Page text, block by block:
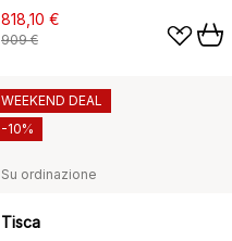
818,10 €
909 €
Su ordinazione
Tisca
WEEKEND DEAL
-10%